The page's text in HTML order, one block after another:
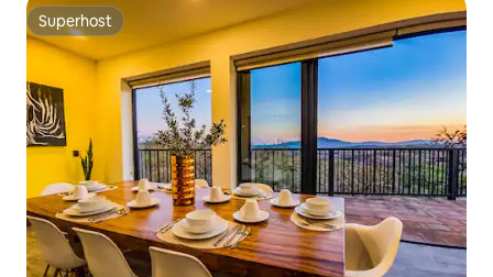
Superhost
Superhost